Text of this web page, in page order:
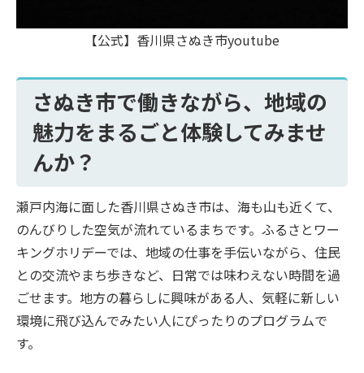
【公式】香川県さぬき市youtube
さぬき市で働きながら、地域の
魅力をまるごと体験してみませ
んか？
瀬戸内海に面した香川県さぬき市は、海も山も近くて、
のんびりした空気が流れているまちです。ふるさとワー
キングホリデーでは、地域の仕事を手伝いながら、住民
との交流やまち歩きなど、日常では味わえない時間を過
ごせます。地方の暮らしに興味がある人、気軽に新しい
環境に飛び込んでみたい人にぴったりのプログラムで
す。